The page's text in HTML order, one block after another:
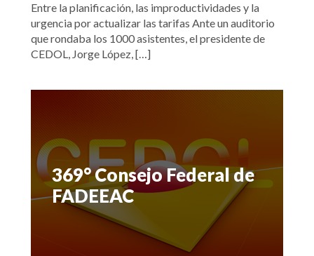
Entre la planificación, las improductividades y la
urgencia por actualizar las tarifas Ante un auditorio
que rondaba los 1000 asistentes, el presidente de
CEDOL, Jorge López, […]
369° Consejo Federal de
FADEEAC